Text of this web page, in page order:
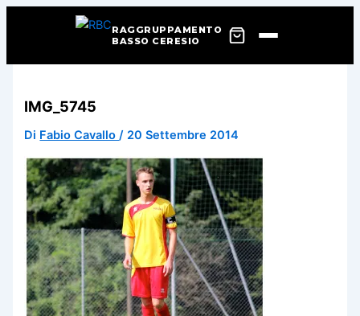
RAGGRUPPAMENTO
BASSO CERESIO
contenuto
IMG_5745
Di Fabio Cavallo/ 20 Settembre 2014